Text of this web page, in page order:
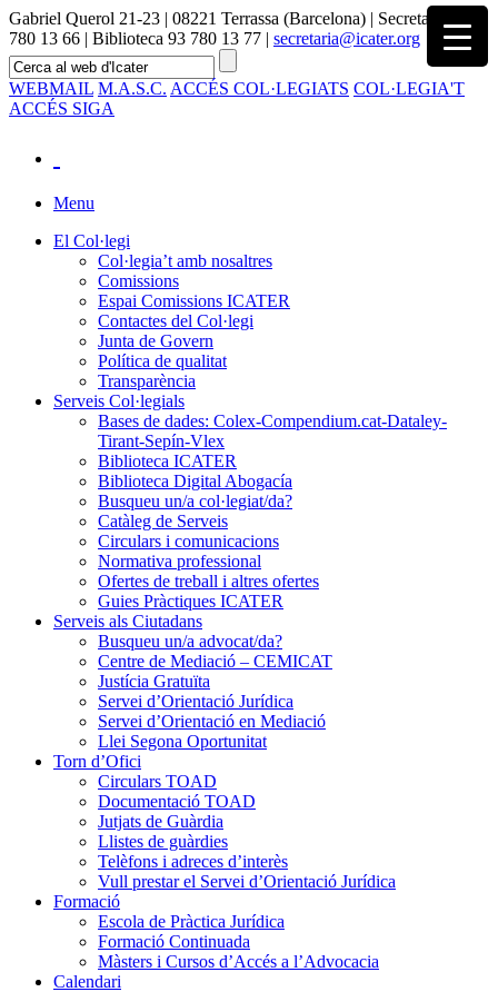
Gabriel Querol 21-23 | 08221 Terrassa (Barcelona) | Secretaria 93
780 13 66 | Biblioteca 93 780 13 77 | secretaria@icater.org
WEBMAIL M.A.S.C. ACCÉS COL·LEGIATS COL·LEGIA'T
ACCÉS SIGA
Menu
El Col·legi
Col·legia’t amb nosaltres
Comissions
Espai Comissions ICATER
Contactes del Col·legi
Junta de Govern
Política de qualitat
Transparència
Serveis Col·legials
Bases de dades: Colex-Compendium.cat-Dataley-
Tirant-Sepín-Vlex
Biblioteca ICATER
Biblioteca Digital Abogacía
Busqueu un/a col·legiat/da?
Catàleg de Serveis
Circulars i comunicacions
Normativa professional
Ofertes de treball i altres ofertes
Guies Pràctiques ICATER
Serveis als Ciutadans
Busqueu un/a advocat/da?
Centre de Mediació – CEMICAT
Justícia Gratuïta
Servei d’Orientació Jurídica
Servei d’Orientació en Mediació
Llei Segona Oportunitat
Torn d’Ofici
Circulars TOAD
Documentació TOAD
Jutjats de Guàrdia
Llistes de guàrdies
Telèfons i adreces d’interès
Vull prestar el Servei d’Orientació Jurídica
Formació
Escola de Pràctica Jurídica
Formació Continuada
Màsters i Cursos d’Accés a l’Advocacia
Calendari